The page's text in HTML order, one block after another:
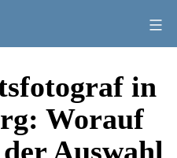
in
Worauf
Auswahl